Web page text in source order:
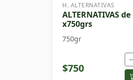
H. ALTERNATIVAS
ALTERNATIVAS de
x750grs
750gr
$750
−